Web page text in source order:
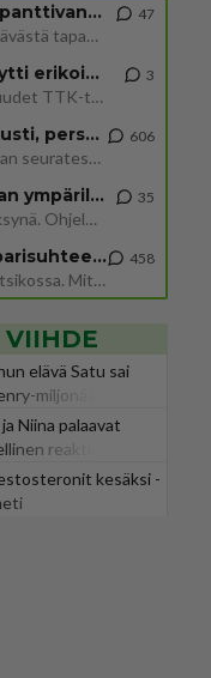
Muistatko Mikkelin panttivankidraaman?
Uusi draamasarja järkyttävästä tapauksesta on tulossa. Tositapahtumiin perustuva sarja ammentaa vuoden 1986 Mikkelin pan
47
Ernest Lawson täräytti erikoisen heiton TTK-lehdistötilaisuudessa: " Onko tässä tarkoituksena...?"
Ernest Lawson esitteli uudet TTK-tähtioppilaat ja opettajat torstaina 6.8. lehdistölle. Tulevalla kaudella on yksi hausk
3
Jos SDP ei voita reilusti, persut kumoavat demokratian Suomesta
Näin tekisi ainakin Rydman seuratessaan idolinsa Trumpin mallia https://www.is.fi/politiikka/art-2000012187244.html
606
Uuden TTK-juontajan ympärillä epätietoisuus sakenee - Nyt MTV hämmentää soppaa
TTK tulee taas tänä syksynä. Ohjelman uudet tähtioppilaat julkistetaan torstaina 6. elokuuta klo 14 alkavassa lehdistö
35
Mitä tuot pöytään parisuhteessa?
Siinäpä se kysymys on otsikossa. Mitäpä siis tuot/toisit pöytään parisuhteessa? Oletko mies vai nainen? Koetko sen mitä
458
elävä Satu sai
miljonääriltä
Niina palaavat
reaktio:
kesäksi -